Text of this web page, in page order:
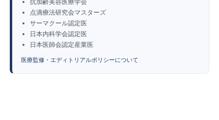
抗加齢美容医療学会
点滴療法研究会マスターズ
サーマクール認定医
日本内科学会認定医
日本医師会認定産業医
医療監修・エディトリアルポリシーについて